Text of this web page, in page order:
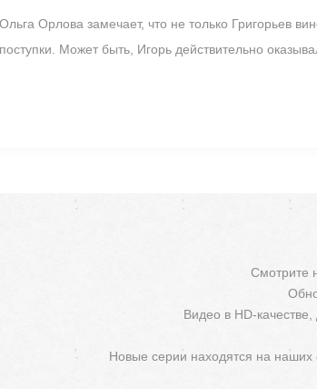
Ольга Орлова замечает, что не только Григорьев
поступки. Может быть, Игорь действительно
Смотрите
Видео в HD-
Новые серии находятся на наших